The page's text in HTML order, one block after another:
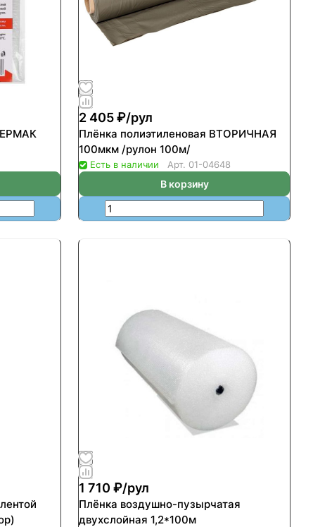
ЕРМАК
2 405 ₽/рул
Плёнка полиэтиленовая ВТОРИЧНАЯ
100мкм /рулон 100м/
Есть в наличии Арт. 01-04648
В корзину
1 710 ₽/рул
Плёнка воздушно-пузырчатая
двухслойная 1,2*100м